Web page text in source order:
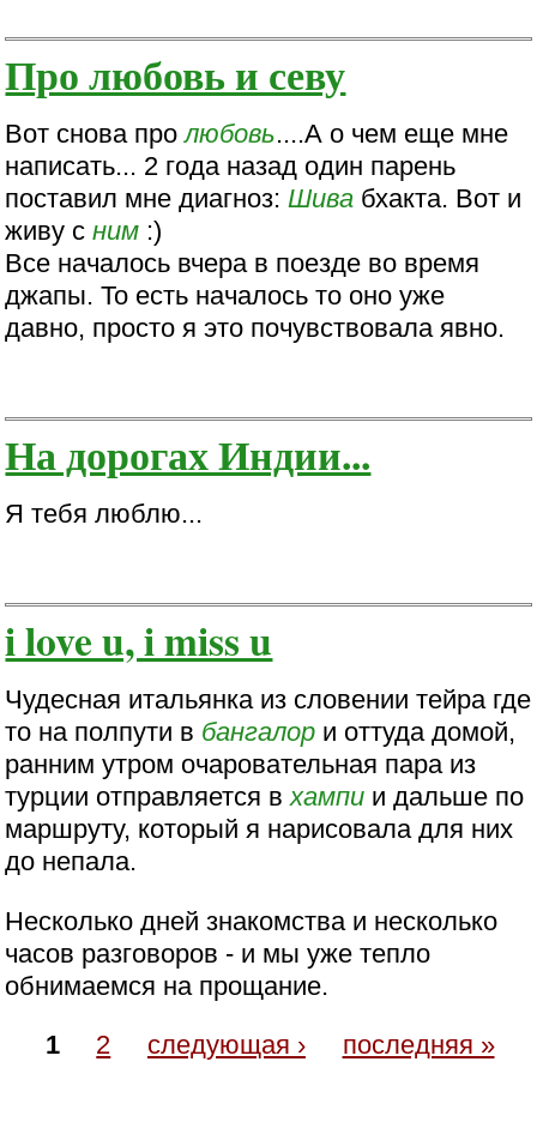
Про любовь и севу
Вот снова пролюбовь....А о чем еще мне
написать... 2 года назад один парень
поставил мне диагноз:Шива бхакта. Вот и
живу сним :)
Все началось вчера в поезде во время
джапы. То есть началось то оно уже
давно, просто я это почувствовала явно.
На дорогах Индии...
Я тебя люблю...
i love u, i miss u
Чудесная итальянка из словении тейра где
то на полпути в бангалор и оттуда домой,
ранним утром очаровательная пара из
турции отправляется вхампи и дальше по
маршруту, который я нарисовала для них
до непала.
Несколько дней знакомства и несколько
часов разговоров - и мы уже тепло
обнимаемся на прощание.
1
2 следующая › последняя »